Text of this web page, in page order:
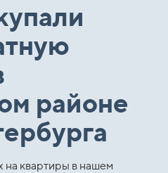
районе
на квартиры в нашем